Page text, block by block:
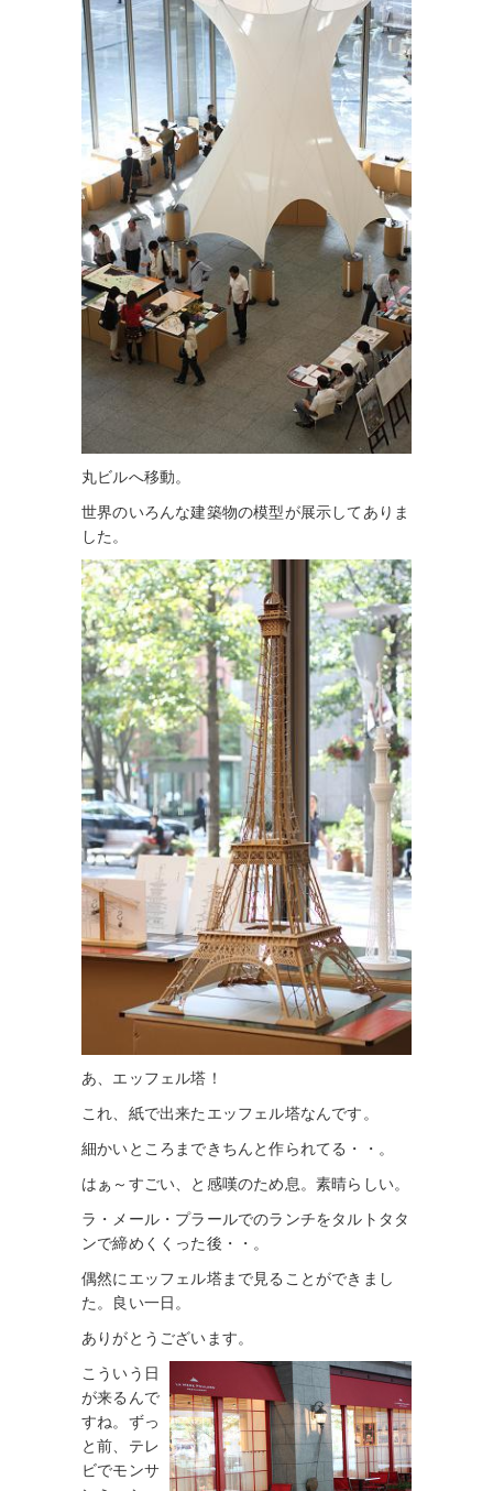
丸ビルへ移動。
世界のいろんな建築物の模型が展示してありま
した。
あ、エッフェル塔！
これ、紙で出来たエッフェル塔なんです。
細かいところまできちんと作られてる・・。
はぁ～すごい、と感嘆のため息。素晴らしい。
ラ・メール・プラールでのランチをタルトタタ
ンで締めくくった後・・。
偶然にエッフェル塔まで見ることができまし
た。良い一日。
ありがとうございます。
こういう日
が来るんで
すね。ずっ
と前、テレ
ビでモンサ